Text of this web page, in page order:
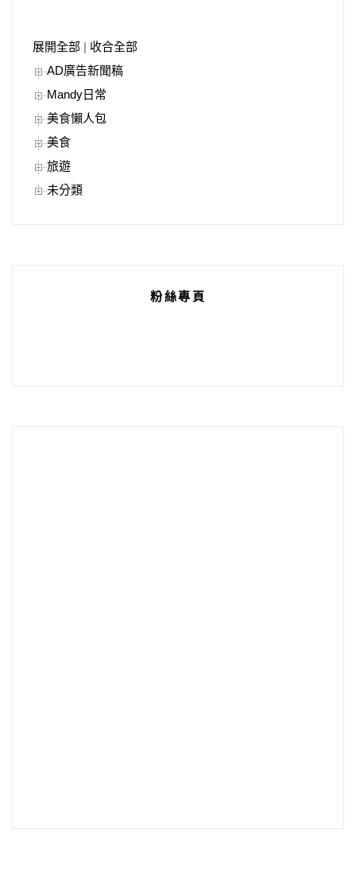
展開全部
收合全部
AD廣告新聞稿
Mandy日常
美食懶人包
美食
旅遊
未分類
粉絲專頁